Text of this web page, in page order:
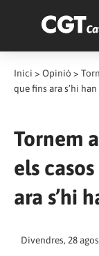
Inici > Opinió >
que fins ara s’hi
Tornem
els
ara s’hi
Divendres, 28